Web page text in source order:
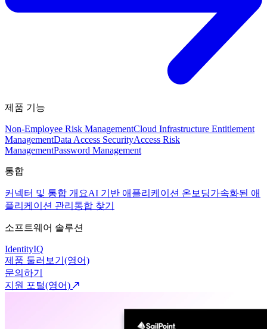
제품 기능
Non-Employee Risk ManagementCloud Infrastructure Entitlement
ManagementData Access SecurityAccess Risk
ManagementPassword Management
통합
커넥터 및 통합 개요AI 기반 애플리케이션 온보딩가속화된 애
플리케이션 관리 통합 찾기
소프트웨어 솔루션
IdentityIQ
제품 둘러보기(영어)
문의하기
지원 포털(영어)